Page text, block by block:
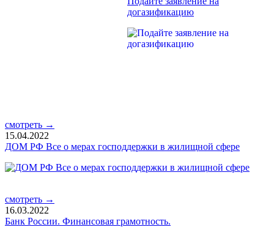
догазификацию
смотреть →
15.04.2022
ДОМ РФ Все о мерах господдержки в жилищной сфере
смотреть →
16.03.2022
Банк России. Финансовая грамотность.